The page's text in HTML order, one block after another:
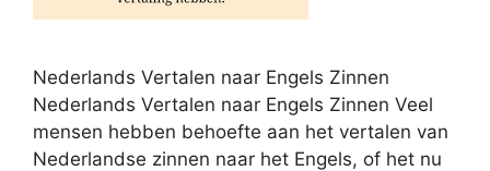
Nederlands Vertalen naar Engels Zinnen
Nederlands Vertalen naar Engels Zinnen Veel
mensen hebben behoefte aan het vertalen van
Nederlandse zinnen naar het Engels, of het nu